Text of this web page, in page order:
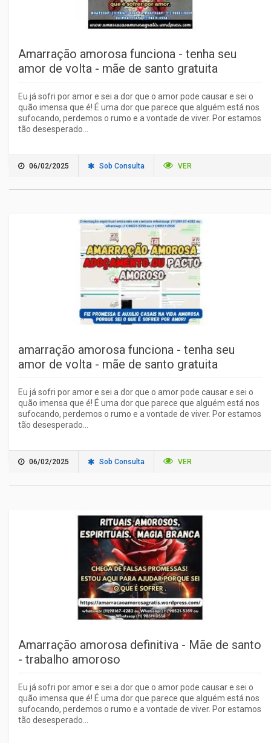
Amarração amorosa funciona - tenha seu
amor de volta - mãe de santo gratuita
Eu já sofri por amor e sei a dor que o amor pode causar e sei o
quão imensa que é! É uma dor que parece que alguém está nos
sufocando, perdemos o rumo e a vontade de viver. Por estamos
tão desesperado...
06/02/2025 Sob Consulta VER
amarração amorosa funciona - tenha seu
amor de volta - mãe de santo gratuita
Eu já sofri por amor e sei a dor que o amor pode causar e sei o
quão imensa que é! É uma dor que parece que alguém está nos
sufocando, perdemos o rumo e a vontade de viver. Por estamos
tão desesperado...
06/02/2025 Sob Consulta VER
Amarração amorosa definitiva - Mãe de santo
- trabalho amoroso
Eu já sofri por amor e sei a dor que o amor pode causar e sei o
quão imensa que é! É uma dor que parece que alguém está nos
sufocando, perdemos o rumo e a vontade de viver. Por estamos
tão desesperado...